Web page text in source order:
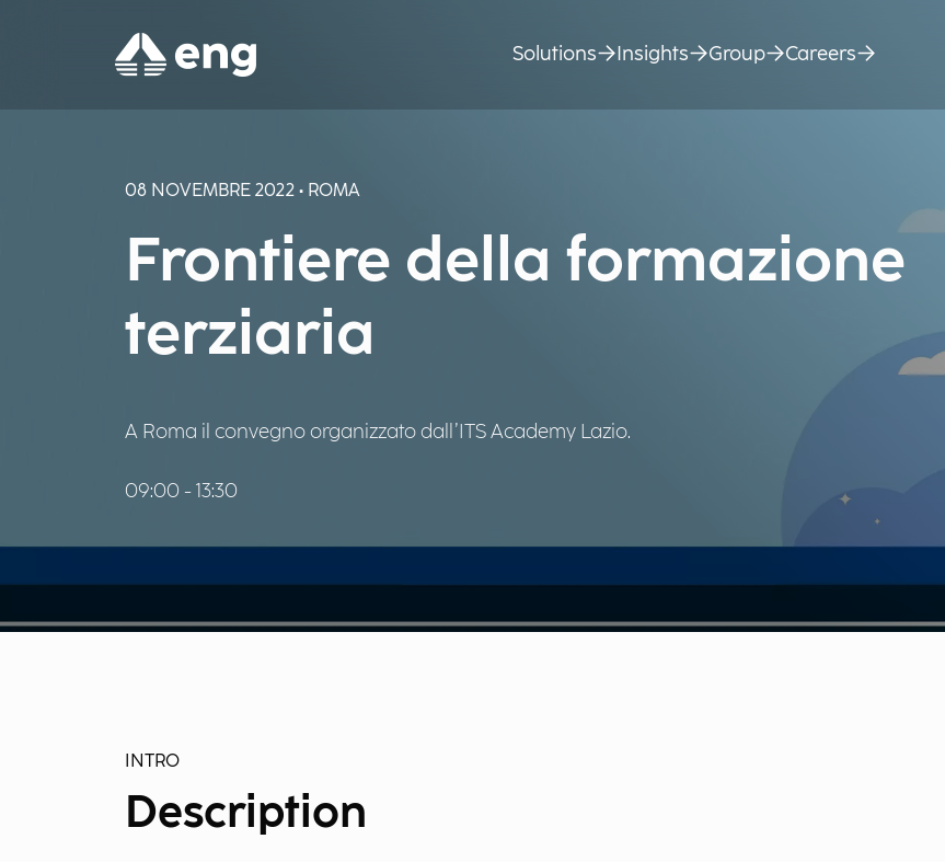
08 NOVEMBRE 2022 • ROMA
Frontiere della formazione
terziaria
A Roma il convegno organizzato dall’ITS Academy Lazio.
09:00 - 13:30
INTRO
Description
Solutions Insights Group Careers